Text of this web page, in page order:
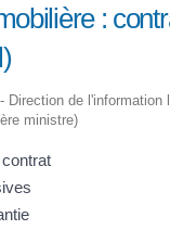
:
Direction de l'information
ministre)